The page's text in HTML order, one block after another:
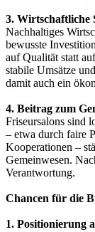
3. Wirtschaftliche
Nachhaltiges
bewusste
auf Qualität statt
stabile Umsätze
damit auch ein
4. Beitrag zum
Friseursalons sind
– etwa durch faire
Kooperationen –
Gemeinwesen.
Verantwortung.
Chancen für die
1. Positionierung